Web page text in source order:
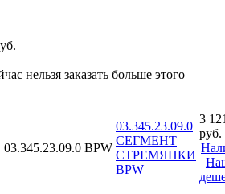
нельзя заказать больше этого
03.345.23.09.0 BPW
03.345.23.09.0
СЕГМЕНТ
СТРЕМЯНКИ
BPW
3
руб.